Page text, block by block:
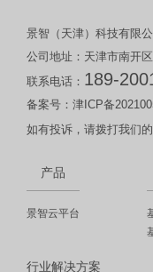
景智（天津）科技有限公
公司地址：天津市南开
联系电话： 189-
备案号： 津ICP备
如有投诉，请拨打我们
产品
景智云平台
行业解决方案